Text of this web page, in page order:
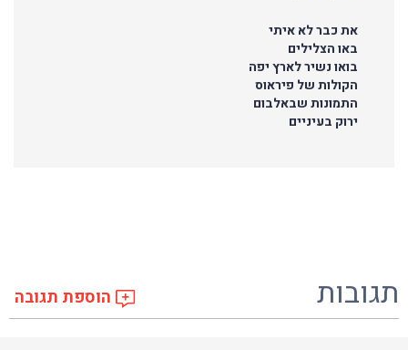
את כבר לא איתי
באו הצלילים
בואו נשיר לארץ יפה
הקולות של פיראוס
התמונות שבאלבום
ירוק בעיניים
תגובות הוספת תגובה